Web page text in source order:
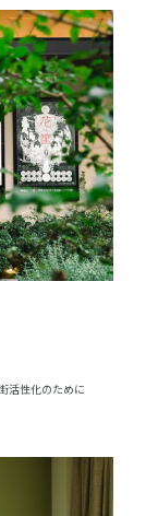
活性化のために